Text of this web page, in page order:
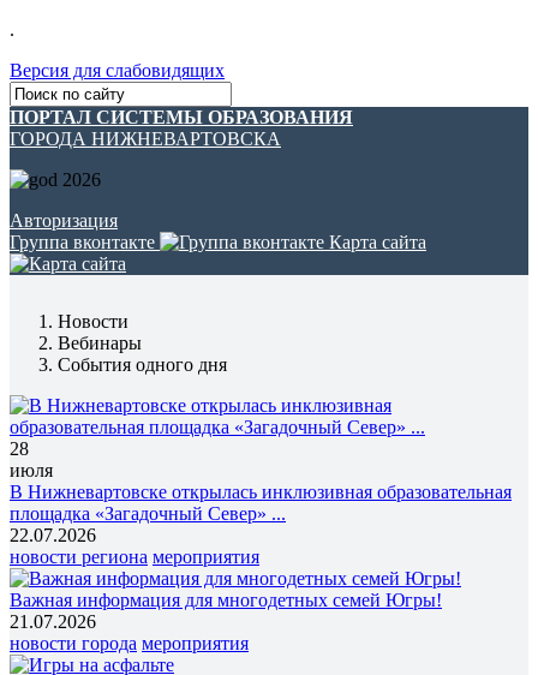
.
Версия для слабовидящих
ПОРТАЛ СИСТЕМЫ ОБРАЗОВАНИЯ
ГОРОДА НИЖНЕВАРТОВСКА
Авторизация
Группа вконтакте
Карта сайта
Новости
Вебинары
События одного дня
28
июля
В Нижневартовске открылась инклюзивная образовательная
площадка «Загадочный Север» ...
22.07.2026
новости региона мероприятия
Важная информация для многодетных семей Югры!
21.07.2026
новости города мероприятия